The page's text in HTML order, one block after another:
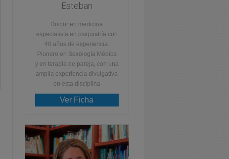
Esteban
Doctor en medicina
especialista en psiquiatría con
40 años de experiencia.
Pionero en Sexología Médica
y en terapia de pareja, con una
amplia experiencia divulgativa
en esta disciplina
Ver Ficha